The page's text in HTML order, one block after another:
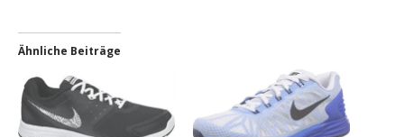
Ähnliche Beiträge